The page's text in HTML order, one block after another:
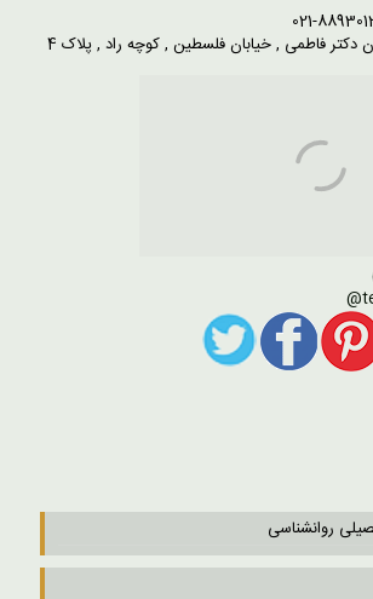
دکتر فاطمی , خیابان فلسطین , کوچه راد , پلاک 4
روانشناسی